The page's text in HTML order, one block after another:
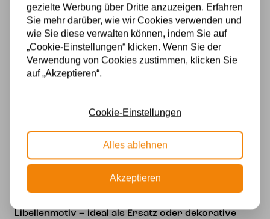
DieserTiffany Lampenschirmist vielseitig
einsetzbar und geeignet fürHängelampen,
Tischlampen, Wandleuchten oder Deckenleuchten
Der Schirm verfügt über eine10 mm Öffnung,
wodurch er sich einfach mit verschiedenen
Spezifikationen
Höhe Schirm: 21 cm
Montage: 10 mm Öffnung
Material: Glas (Tiffany-Stil, echtes Glas)
Libellenmotiv – ideal als Ersatz oder dekorative
gezielte Werbung über Dritte anzuzeigen. Erfahren
Sie mehr darüber, wie wir Cookies verwenden und
wie Sie diese verwalten können, indem Sie auf
„Cookie-Einstellungen“ klicken. Wenn Sie der
Verwendung von Cookies zustimmen, klicken Sie
auf „Akzeptieren“.
Cookie-Einstellungen
Alles ablehnen
Akzeptieren